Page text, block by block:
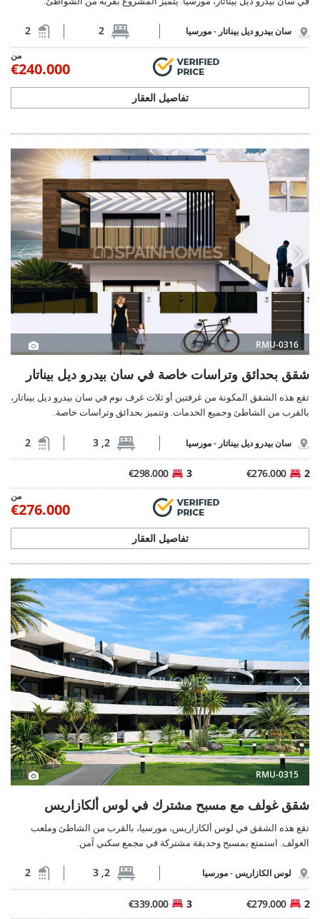
سان بيدرو ديل بيناتار -مورسيا 2
2
من
€240.000
تفاصيل العقار
RMU-0316
شقق بحدائق وتراسات خاصة في سان بيدرو ديل بيناتار
تقع هذه الشقق المكونة من غرفتين أو ثلاث غرف نوم في سان بيدرو ديل بيناتار،
بالقرب من الشاطئ وجميع الخدمات. وتتميز بحدائق وتراسات خاصة.
سان بيدرو ديل بيناتار -مورسيا 2, 3
2
2
€276.000
3
€298.000
من
€276.000
تفاصيل العقار
RMU-0315
شقق غولف مع مسبح مشترك في لوس ألكازاريس
تقع هذه الشقق في لوس ألكازاريس، مورسيا، بالقرب من الشاطئ وملعب
الغولف. استمتع بمسبح وحديقة مشتركة في مجمع سكني آمن.
لوس الكازاريس -مورسيا 2, 3
2
2
€279.000
3
€339.000